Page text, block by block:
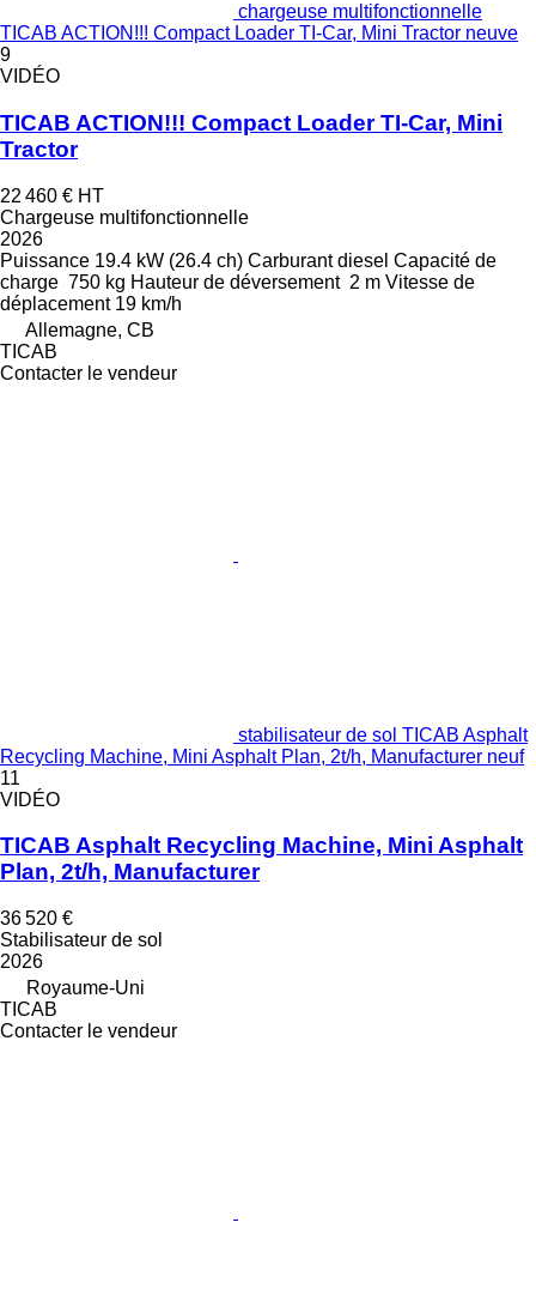
chargeuse multifonctionnelle
TICAB ACTION!!! Compact Loader TI-Car, Mini Tractor neuve
9
VIDÉO
TICAB ACTION!!! Compact Loader TI-Car, Mini
Tractor
22 460 € HT
Chargeuse multifonctionnelle
2026
Puissance 19.4 kW (26.4 ch) Carburant diesel Capacité de
charge 750 kg Hauteur de déversement 2 m Vitesse de
déplacement 19 km/h
Allemagne, CB
TICAB
Contacter le vendeur
stabilisateur de sol TICAB Asphalt
Recycling Machine, Mini Asphalt Plan, 2t/h, Manufacturer neuf
11
VIDÉO
TICAB Asphalt Recycling Machine, Mini Asphalt
Plan, 2t/h, Manufacturer
36 520 €
Stabilisateur de sol
2026
Royaume-Uni
TICAB
Contacter le vendeur